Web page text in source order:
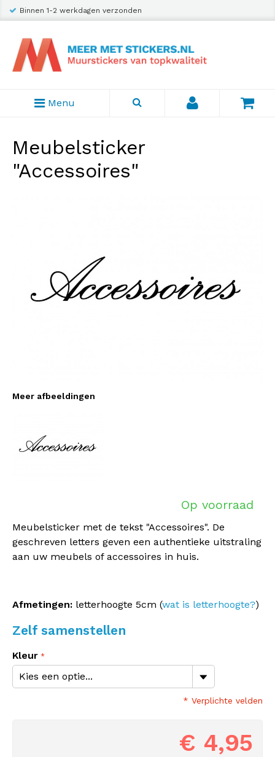
Binnen 1-2 werkdagen verzonden
Menu
Meubelsticker
"Accessoires"
Meer afbeeldingen
Op voorraad
Meubelsticker met de tekst "Accessoires". De
geschreven letters geven een authentieke uitstraling
aan uw meubels of accessoires in huis.
Afmetingen: letterhoogte 5cm (wat is letterhoogte?)
Zelf samenstellen
Kleur
* Verplichte velden
€ 4,95